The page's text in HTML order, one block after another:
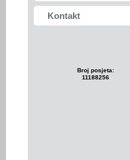
Kontakt
Broj posjeta:
11188256